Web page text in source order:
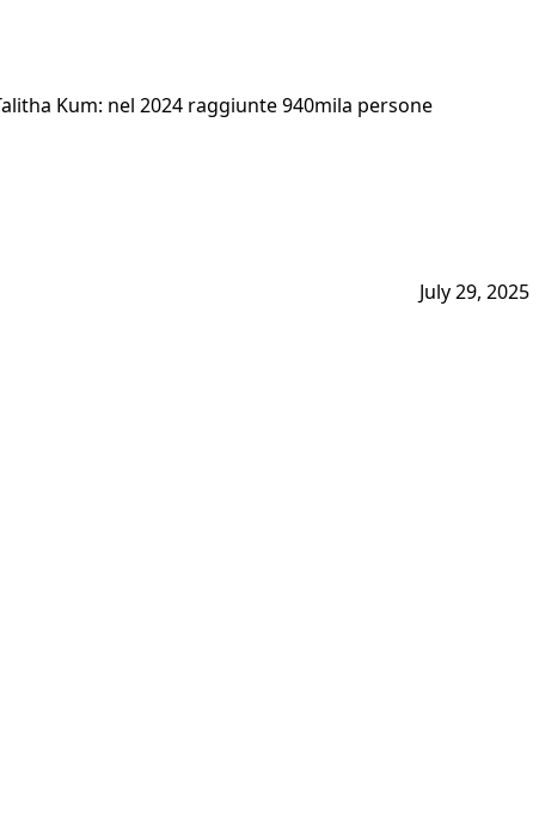
Kum: nel 2024 raggiunte 940mila persone
July 29, 2025